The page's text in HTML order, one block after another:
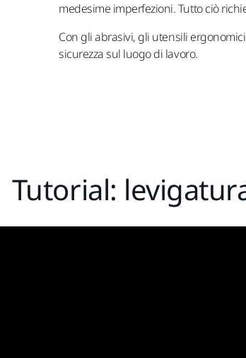
medesime imperfezioni. Tutto ciò
Con gli abrasivi, gli utensili
sicurezza sul luogo di lavoro.
Tutorial: